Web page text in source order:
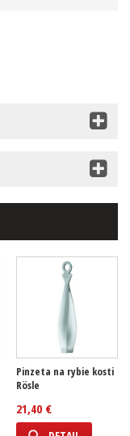
Pinzeta na rybie kosti
Rösle
21,40 €